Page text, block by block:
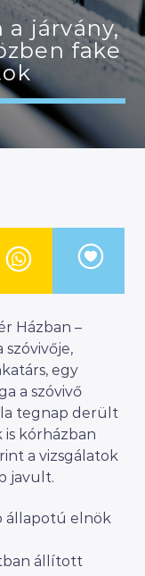
a járvány,
fake
Házban –
egy
a szóvivő
tegnap derült
is kórházban
a vizsgálatok
javult.
állapotú elnök
állított